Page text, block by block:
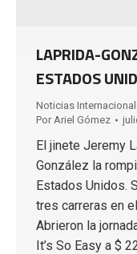
LAPRIDA-
ESTADOS
Noticias
Por Ariel Gómez
El jinete Jeremy
González la
Estados Unidos.
tres carreras en
Abrieron la
It’s So Easy a $